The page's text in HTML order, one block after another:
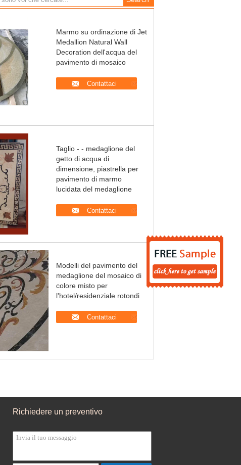
Marmo su ordinazione di Jet
Medallion Natural Wall
Decoration dell'acqua del
pavimento di mosaico
Contattaci
Taglio - - medaglione del
getto di acqua di
dimensione, piastrella per
pavimento di marmo
lucidata del medaglione
Contattaci
Modelli del pavimento del
medaglione del mosaico di
colore misto per
l'hotel/residenziale rotondi
Contattaci
Richiedere un preventivo